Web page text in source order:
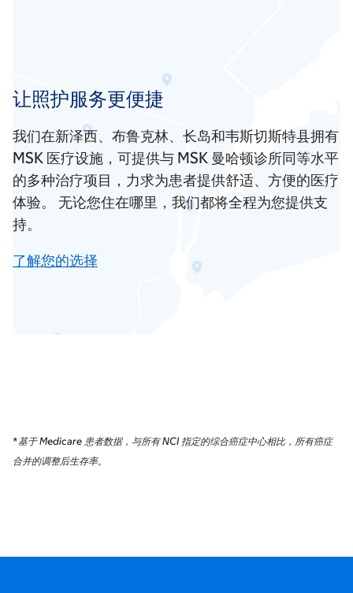
让照护服务更便捷
我们在新泽西、布鲁克林、长岛和韦斯切斯特县拥有
MSK 医疗设施，可提供与 MSK 曼哈顿诊所同等水平
的多种治疗项目，力求为患者提供舒适、方便的医疗
体验。 无论您住在哪里，我们都将全程为您提供支
持。
了解您的选择
*基于 Medicare 患者数据，与所有 NCI 指定的综合癌症中心相比，所有癌症
合并的调整后生存率。